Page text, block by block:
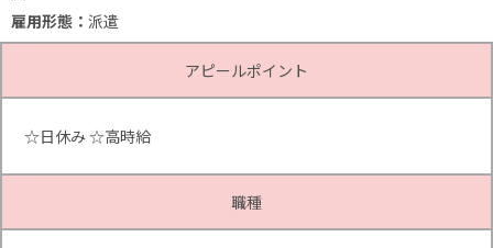
雇用形態： 派遣
アピールポイント
☆日休み ☆高時給
職種